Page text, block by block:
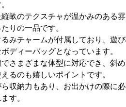
畝のテクスチャが温かみのある雰
りの一品です。
みチャームが付属しており、遊
ディーバッグとなっています。
さまざまな体型に対応でき、斜
るのも嬉しいポイントです。
収納力もあり、お出かけの際に
す。